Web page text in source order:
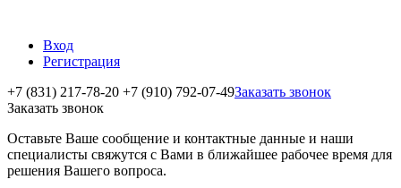
Вход
Регистрация
+7 (831) 217-78-20 +7 (910) 792-07-49Заказать звонок
Заказать звонок
Оставьте Ваше сообщение и контактные данные и наши
специалисты свяжутся с Вами в ближайшее рабочее время для
решения Вашего вопроса.